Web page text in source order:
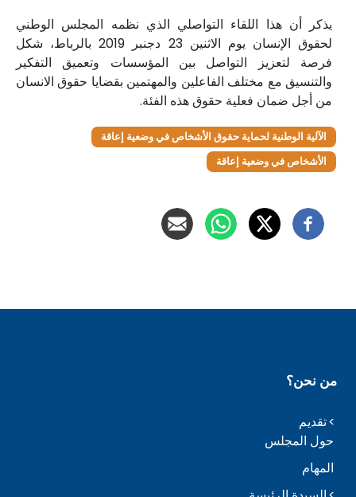
يذكر أن هذا اللقاء التواصلي الذي نظمه المجلس الوطني
لحقوق الإنسان يوم الاثنين 23 دجنبر 2019 بالرباط، شكل
فرصة لتعزيز التواصل بين المؤسسات وتعميق التفكير
والتنسيق مع مختلف الفاعلين والمهتمين بقضايا حقوق الانسان
من أجل ضمان فعلية حقوق هذه الفئة.
الآلية الوطنية لحماية حقوق الأشخاص في وضعية إعاقة
الأشخاص في وضعية إعاقة
من نحن؟
تقديم
حول المجلس
المهام